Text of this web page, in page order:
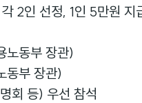
2인 선정, 1인 5만원 지
노동부 장관)
동부 장관)
회 등) 우선 참석